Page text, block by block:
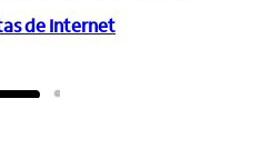
de Internet